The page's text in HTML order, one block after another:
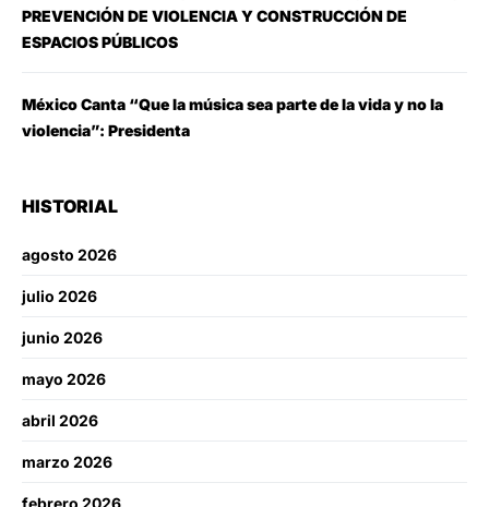
PREVENCIÓN DE VIOLENCIA Y CONSTRUCCIÓN DE
ESPACIOS PÚBLICOS
México Canta “Que la música sea parte de la vida y no la
violencia”: Presidenta
HISTORIAL
agosto 2026
julio 2026
junio 2026
mayo 2026
abril 2026
marzo 2026
febrero 2026